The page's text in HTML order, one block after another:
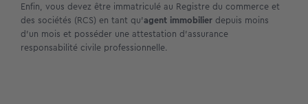
Enfin, vous devez être immatriculé au Registre du commerce et
des sociétés (RCS) en tant qu’agent immobilier depuis moins
d’un mois et posséder une attestation d’assurance
responsabilité civile professionnelle.